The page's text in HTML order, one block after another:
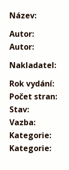
Název:
Autor:
Autor:
Nakladatel:
Rok vydání:
Počet stran:
Stav:
Vazba:
Kategorie:
Kategorie: